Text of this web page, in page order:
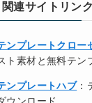
関連サイトリンク
ンプレートクロー
ト素材と無料テン
ンプレートハブ：